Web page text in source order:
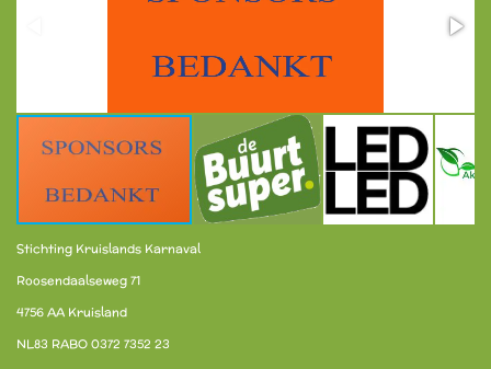
Stichting Kruislands Karnaval
Roosendaalseweg 71
4756 AA Kruisland
NL83 RABO 0372 7352 23